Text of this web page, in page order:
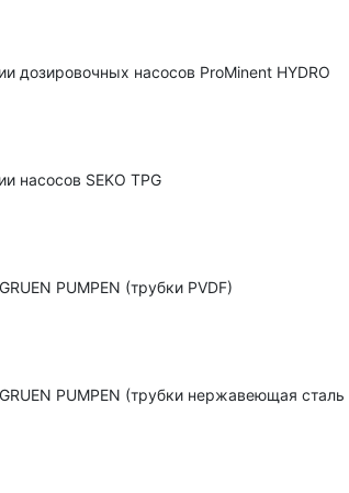
дозировочных насосов ProMinent HYDRO
насосов SEKO TPG
PUMPEN (трубки PVDF)
PUMPEN (трубки нержавеющая сталь